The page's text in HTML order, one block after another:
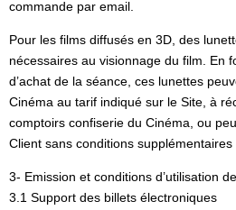
commande par email.
Pour les films diffusés en 3D, des
nécessaires au visionnage du film. En
d’achat de la séance, ces lunettes
Cinéma au tarif indiqué sur le Site, à
comptoirs confiserie du Cinéma, ou
Client sans conditions supplémentaires
3- Emission et conditions d’utilisation
3.1 Support des billets électroniques